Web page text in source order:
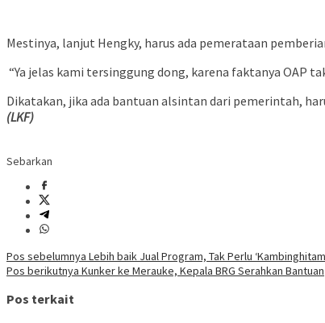
Mestinya, lanjut Hengky, harus ada pemerataan
“Ya jelas kami tersinggung dong, karena faktanya OAP
Dikatakan, jika ada bantuan alsintan dari pemerintah,
(LKF)
Sebarkan
Navigasi
pos
Pos sebelumnya Lebih baik Jual Program, Tak Perlu
Pos berikutnya Kunker ke Merauke, Kepala BRG Serahkan Bantuan
Pos terkait